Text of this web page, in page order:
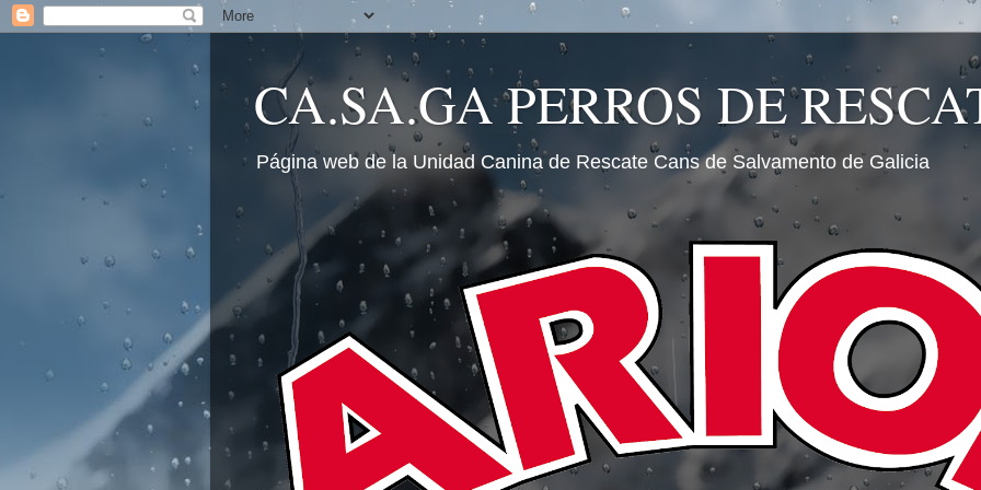
CA.SA.GA PERROS DE
Página web de la Unidad Canina de Rescate Cans de Salvamento de Galicia